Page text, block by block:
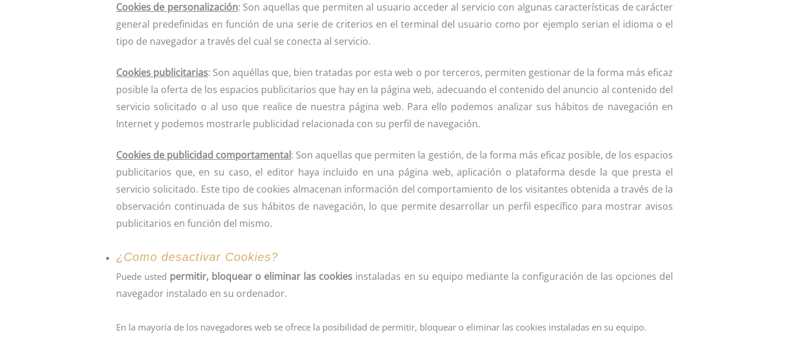
Cookies de personalización: Son aquellas que permiten al usuario acceder al servicio con algunas características de carácter
general predefinidas en función de una serie de criterios en el terminal del usuario como por ejemplo serian el idioma o el
tipo de navegador a través del cual se conecta al servicio.
Cookies publicitarias: Son aquéllas que, bien tratadas por esta web o por terceros, permiten gestionar de la forma más eficaz
posible la oferta de los espacios publicitarios que hay en la página web, adecuando el contenido del anuncio al contenido del
servicio solicitado o al uso que realice de nuestra página web. Para ello podemos analizar sus hábitos de navegación en
Internet y podemos mostrarle publicidad relacionada con su perfil de navegación.
Cookies de publicidad comportamental: Son aquellas que permiten la gestión, de la forma más eficaz posible, de los espacios
publicitarios que, en su caso, el editor haya incluido en una página web, aplicación o plataforma desde la que presta el
servicio solicitado. Este tipo de cookies almacenan información del comportamiento de los visitantes obtenida a través de la
observación continuada de sus hábitos de navegación, lo que permite desarrollar un perfil específico para mostrar avisos
publicitarios en función del mismo.
¿Como desactivar Cookies?
Puede usted permitir, bloquear o eliminar las cookies instaladas en su equipo mediante la configuración de las opciones del
navegador instalado en su ordenador.
En la mayoría de los navegadores web se ofrece la posibilidad de permitir, bloquear o eliminar las cookies instaladas en su equipo.